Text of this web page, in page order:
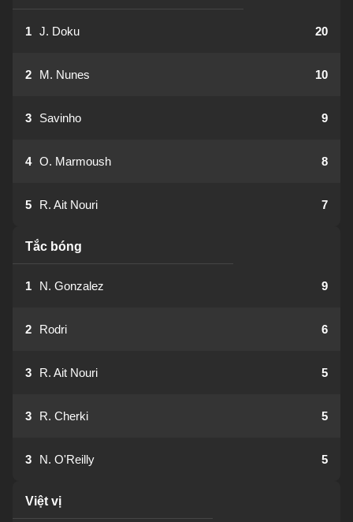
1 J. Doku 20
2 M. Nunes 10
3 Savinho 9
4 O. Marmoush 8
5 R. Ait Nouri 7
Tắc bóng
1 N. Gonzalez 9
2 Rodri 6
3 R. Ait Nouri 5
3 R. Cherki 5
3 N. O'Reilly 5
Việt vị